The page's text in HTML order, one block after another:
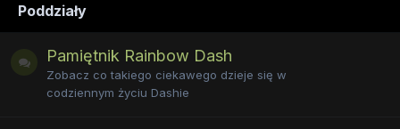
Poddziały
Pamiętnik Rainbow Dash
Zobacz co takiego ciekawego dzieje się w
codziennym życiu Dashie